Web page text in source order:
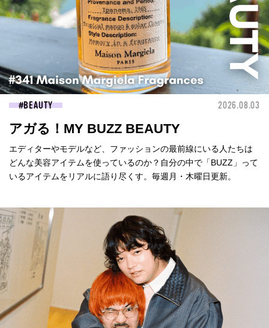
BEAUTY 2026.08.03
アガる！MY BUZZ BEAUTY
エディターやモデルなど、ファッションの最前線にいる人たちは
どんな美容アイテムを使っているのか？自分の中で「BUZZ」って
いるアイテムをリアルに語り尽くす。毎週月・木曜日更新。